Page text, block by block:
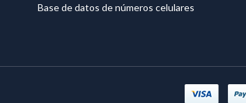
Base de datos de números celulares